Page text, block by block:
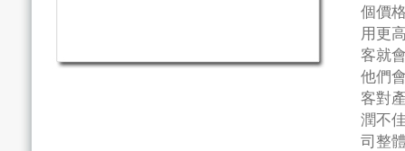
個價
用更
客就
他們
客對
潤不
司整